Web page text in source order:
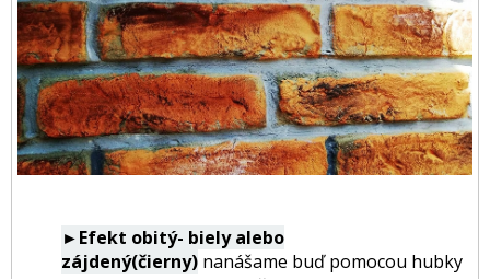
►Efekt obitý- biely alebo
zájdený(čierny) nanášame buď pomocou hubky